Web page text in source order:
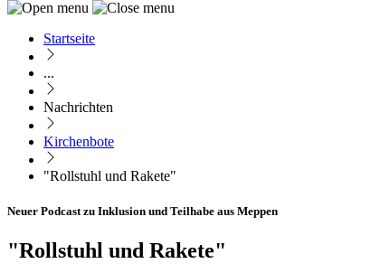
Pfadnavigation
Startseite
...
Nachrichten
Kirchenbote
"Rollstuhl und Rakete"
Neuer Podcast zu Inklusion und Teilhabe aus Meppen
"Rollstuhl und Rakete"